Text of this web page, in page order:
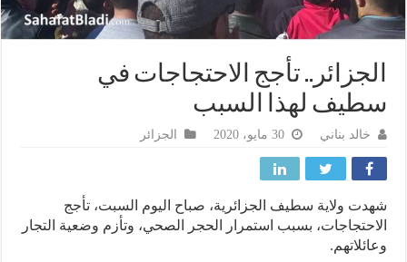
تأجج الاحتجاجات في
لهذا السبب
خالد بناني الجزائر
ولاية سطيف الجزائرية، صباح اليوم السبت، تأجج
بسبب استمرار الحجر الصحي، وتأزم وضعية التجار